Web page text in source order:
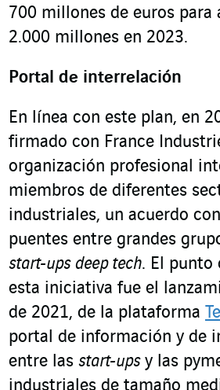
700 millones de euros para
2.000 millones en 2023.
Portal de interrelación
En línea con este plan, en
firmado con France
organización profesional
miembros de diferentes
industriales, un acuerdo
puentes entre grandes
start-ups deep tech. El punto
esta iniciativa fue el
de 2021, de la plataforma
portal de información y de
entre las start-upsy las